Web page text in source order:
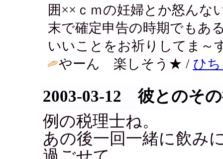
囲××ｃｍの妊婦とか怒んな
末で確定申告の時期でもあ
いいことをお祈りしてま
やーん 楽しそう★ / ひ
2003-03-12 彼とのそ
例の税理士ね。
あの後一回一緒に飲み